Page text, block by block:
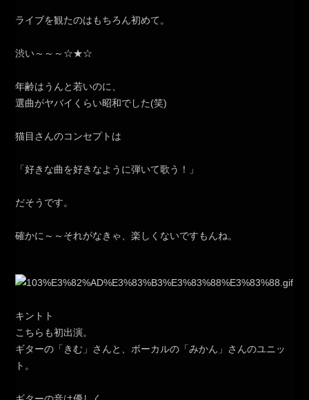
ライブを観たのはもちろん初めて。
渋い～～～☆★☆
年齢はうんと若いのに、
選曲がヤバイくらい昭和でした(笑)
猫目さんのコンセプトは
「好きな曲を好きなように弾いて歌う！」
だそうです。
確かに～～それがなきゃ、楽しくないですもんね。
キントト
こちらも初出演。
ギターの「きむ」さんと、ボーカルの「みかん」さんのユニッ
ト。